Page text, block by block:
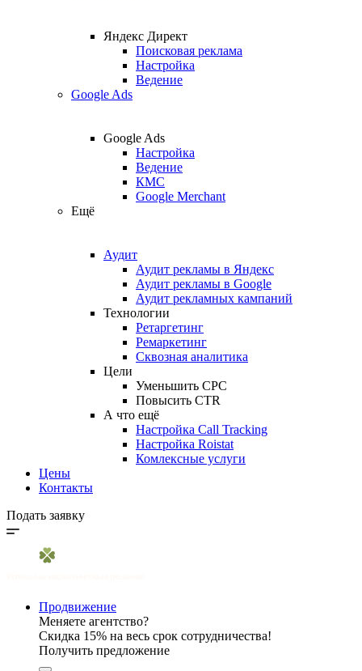
Яндекс Директ
Поисковая реклама
Настройка
Ведение
Google Ads
Google Ads
Настройка
Ведение
КМС
Google Merchant
Ещё
Аудит
Аудит рекламы в Яндекс
Аудит рекламы в Google
Аудит рекламных кампаний
Технологии
Ретаргетинг
Ремаркетинг
Сквозная аналитика
Цели
Уменьшить CPC
Повысить CTR
А что ещё
Настройка Call Tracking
Настройка Roistat
Комлексные услуги
Цены
Контакты
Подать заявку
Продвижение
Меняете агентство?
Скидка 15% на весь срок сотрудничества!
Получить предложение